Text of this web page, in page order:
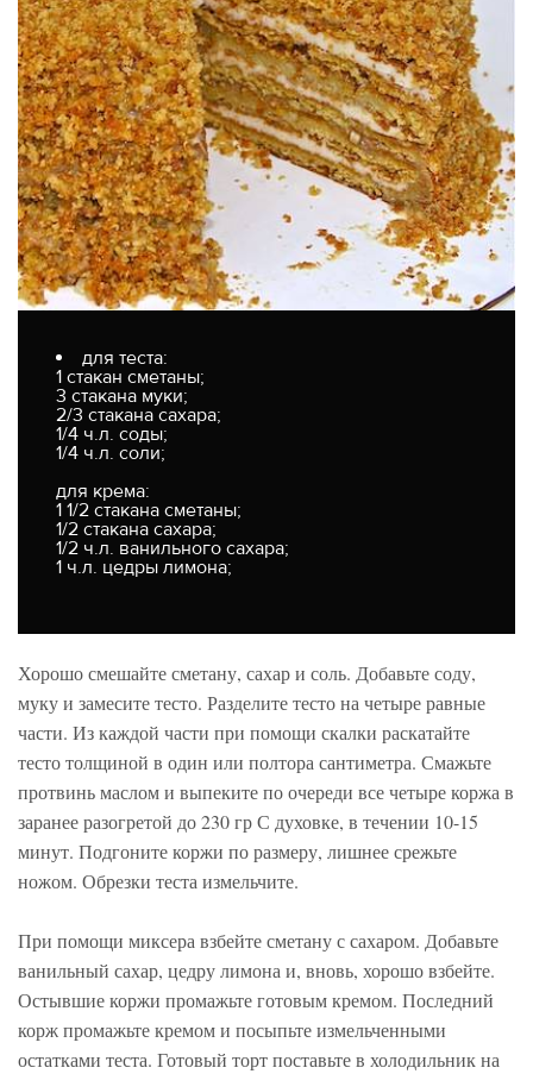
для теста:
1 стакан сметаны;
3 стакана муки;
2/3 стакана сахара;
1/4 ч.л. соды;
1/4 ч.л. соли;
для крема:
1 1/2 стакана сметаны;
1/2 стакана сахара;
1/2 ч.л. ванильного сахара;
1 ч.л. цедры лимона;
Хорошо смешайте сметану, сахар и соль. Добавьте соду,
муку и замесите тесто. Разделите тесто на четыре равные
части. Из каждой части при помощи скалки раскатайте
тесто толщиной в один или полтора сантиметра. Смажьте
протвинь маслом и выпеките по очереди все четыре коржа в
заранее разогретой до 230 гр С духовке, в течении 10-15
минут. Подгоните коржи по размеру, лишнее срежьте
ножом. Обрезки теста измельчите.
При помощи миксера взбейте сметану с сахаром. Добавьте
ванильный сахар, цедру лимона и, вновь, хорошо взбейте.
Остывшие коржи промажьте готовым кремом. Последний
корж промажьте кремом и посыпьте измельченными
остатками теста. Готовый торт поставьте в холодильник на